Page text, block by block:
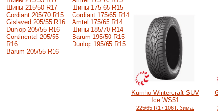
Шины 215/50 R17
Сordiant 205/70 R15
Gislaved 205/55 R16
Dunlop 205/55 R16
Continental 205/55
R16
Barum 205/55 R16
Шины 175 65 R15
Cordiant 175/65 R14
Amtel 175/65 R14
Шины 185/70 R14
Barum 195/50 R15
Dunlop 195/65 R15
Kumho Wintercraft SUV
Ice WS51
225/65 R17 106T. Зима.